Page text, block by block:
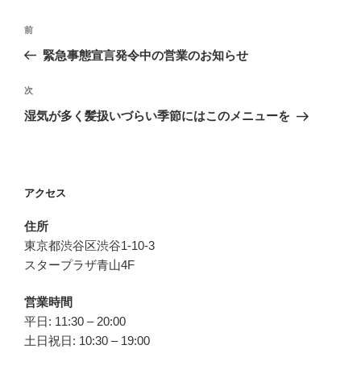
投
ビ
ゲ
ン
前
の
稿
前
緊急事態宣言発令中の営業のお知らせ
次
の
次
湿気が多く髪扱いづらい季節にはこのメニューを
アクセス
住所
東京都渋谷区渋谷1-10-3
スタープラザ青山4F
営業時間
平日: 11:30 – 20:00
土日祝日: 10:30 – 19:00